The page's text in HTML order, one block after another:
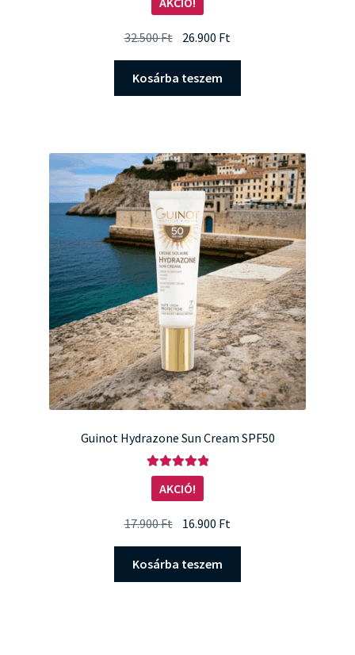
32.500Ft Original
price
was:
32.500 Ft.
26.900 Ft
price
26.900 Ft.
Kosárba teszem
Guinot Hydrazone Sun Cream SPF50
Értékelés:
5.00/ 5
AKCIÓ!
17.900Ft Original
was:
17.900 Ft.
16.900 Ft
16.900 Ft.
Kosárba teszem